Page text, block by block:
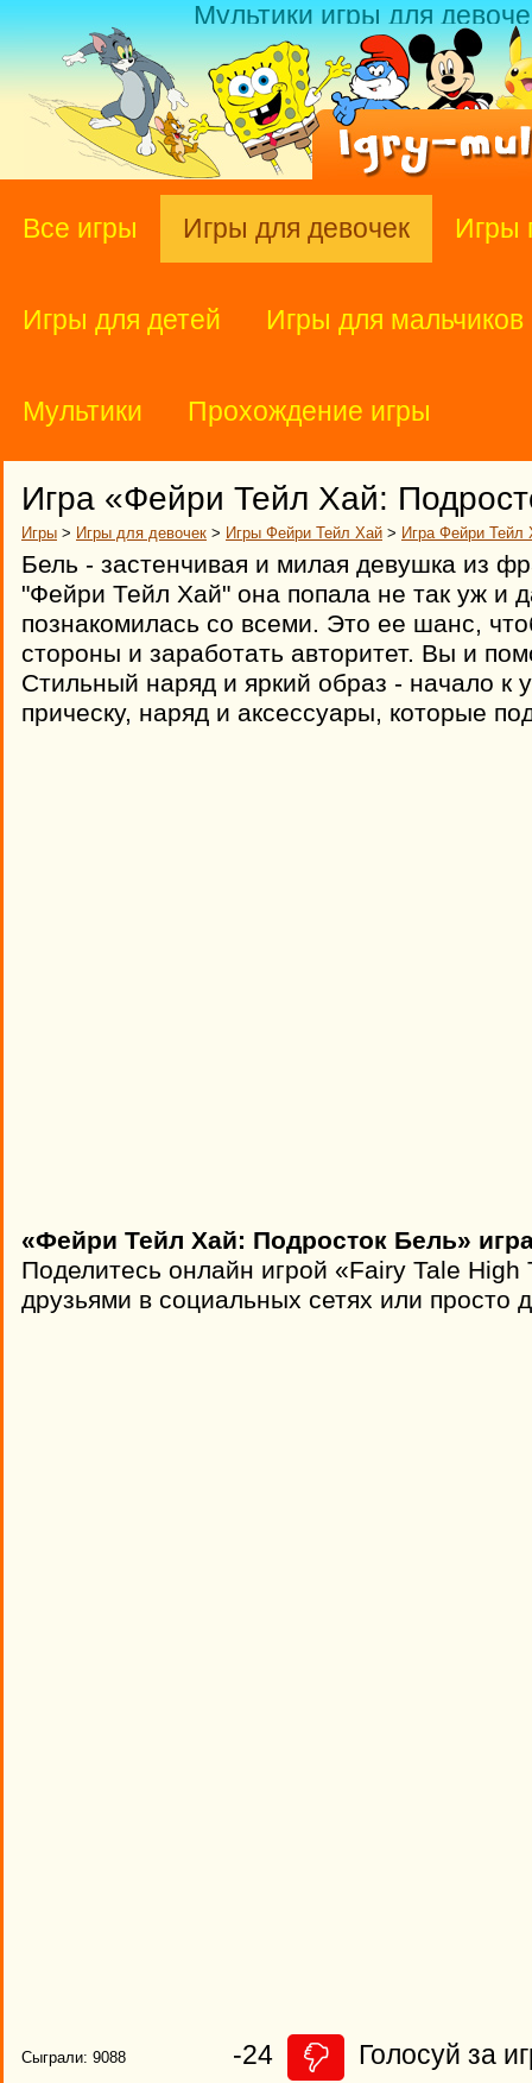
Мультики игры для
Все игры Игры для девочек Игры
Игры для детей Игры для мальчиков
Мультики Прохождение игры
Игра «Фейри Тейл Хай:
Игры > Игры для девочек > Игры Фейри Тейл Хай > Игра Фейри Тейл
Бель - застенчивая и милая девушка из
"Фейри Тейл Хай" она попала не так уж и
познакомилась со всеми. Это ее шанс,
стороны и заработать авторитет. Вы и
Стильный наряд и яркий образ - начало к
прическу, наряд и аксессуары, которые
«Фейри Тейл Хай: Подросток Бель»
Поделитесь онлайн игрой «Fairy Tale
друзьями в социальных сетях или просто
Сыграли: 9088 -24 Голосуй за